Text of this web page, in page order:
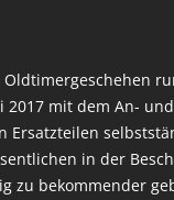
mit dem An-
Ersatzteilen
in der
zu bekommender